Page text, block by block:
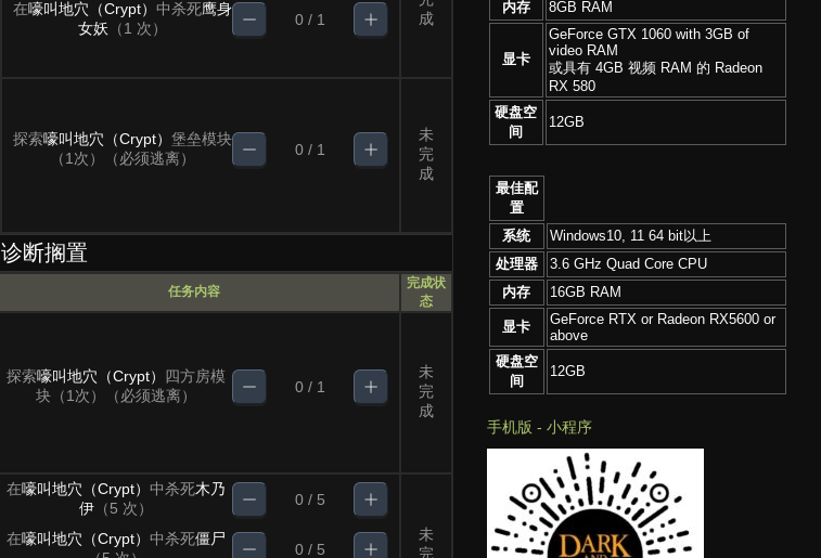
在嚎叫地穴（Crypt） 中杀死鹰身
女妖 （1 次） 0 / 1
成
探索嚎叫地穴（Crypt） 堡垒模块
（1次）（必须逃离）
0 / 1
未
完
成
诊断搁置
任务内容
完成状
态
探索嚎叫地穴（Crypt）
四方房模
块（1次）（必须逃离）
0 / 1
未
完
成
在嚎叫地穴（Crypt） 中杀死木乃
伊 （5 次） 0 / 5
在嚎叫地穴（Crypt） 中杀死僵尸
0 / 5
未
完
内存
8GB RAM
显卡
GeForce GTX 1060 with 3GB of
video RAM
或具有 4GB 视频 RAM 的 Radeon
RX 580
硬盘空
间
12GB
最佳配
置
系统
Windows10, 11 64 bit以上
处理器
3.6 GHz Quad Core CPU
内存
16GB RAM
显卡
GeForce RTX or Radeon RX5600 or
above
硬盘空
间
12GB
手机版 - 小程序